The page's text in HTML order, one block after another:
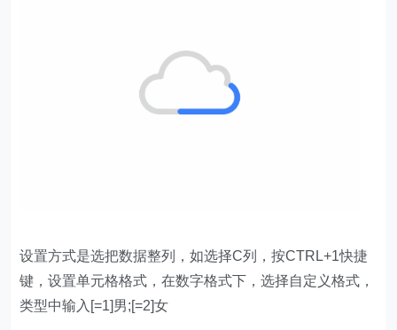
设置方式是选把数据整列，如选择C列，按CTRL+1快捷
键，设置单元格格式，在数字格式下，选择自定义格式，
类型中输入[=1]男;[=2]女